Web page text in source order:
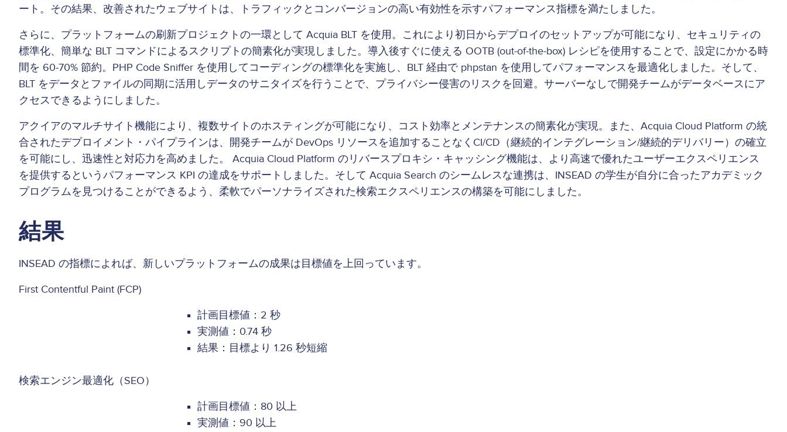
ート。その結果、改善されたウェブサイトは、トラフィックとコンバージョンの高い有効性を示すパフォーマンス指標を満たしました。
さらに、プラットフォームの刷新プロジェクトの一環として Acquia BLT を使用。これにより初日からデプロイのセットアップが可能になり、セキュリティの
標準化、簡単な BLT コマンドによるスクリプトの簡素化が実現しました。導入後すぐに使える OOTB (out-of-the-box) レシピを使用することで、設定にかかる時
間を 60-70% 節約。PHP Code Sniffer を使用してコーディングの標準化を実施し、BLT 経由で phpstan を使用してパフォーマンスを最適化しました。そして、
BLT をデータとファイルの同期に活用しデータのサニタイズを行うことで、プライバシー侵害のリスクを回避。サーバーなしで開発チームがデータベースにア
クセスできるようにしました。
アクイアのマルチサイト機能により、複数サイトのホスティングが可能になり、コスト効率とメンテナンスの簡素化が実現。また、Acquia Cloud Platform の統
合されたデプロイメント・パイプラインは、開発チームが DevOps リソースを追加することなくCI/CD（継続的インテグレーション/継続的デリバリー）の確立
を可能にし、迅速性と対応力を高めました。 Acquia Cloud Platform のリバースプロキシ・キャッシング機能は、より高速で優れたユーザーエクスペリエンス
を提供するというパフォーマンス KPI の達成をサポートしました。そして Acquia Search のシームレスな連携は、INSEAD の学生が自分に合ったアカデミック
プログラムを見つけることができるよう、柔軟でパーソナライズされた検索エクスペリエンスの構築を可能にしました。
結果
INSEAD の指標によれば、新しいプラットフォームの成果は目標値を上回っています。
First Contentful Paint (FCP)
計画目標値：2 秒
実測値：0.74 秒
結果：目標より 1.26 秒短縮
検索エンジン最適化（SEO）
計画目標値：80 以上
実測値：90 以上